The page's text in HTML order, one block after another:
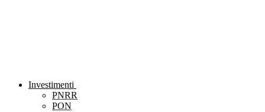
Investimenti
PNRR
PON